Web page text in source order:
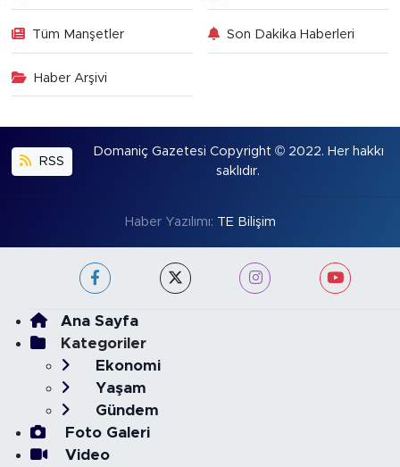
Tüm Manşetler Son Dakika Haberleri
Haber Arşivi
RSS
Domaniç Gazetesi Copyright © 2022. Her hakkı
saklıdır.
Haber Yazılımı: TE Bilişim
Ana Sayfa
Kategoriler
Ekonomi
Yaşam
Gündem
Foto Galeri
Video